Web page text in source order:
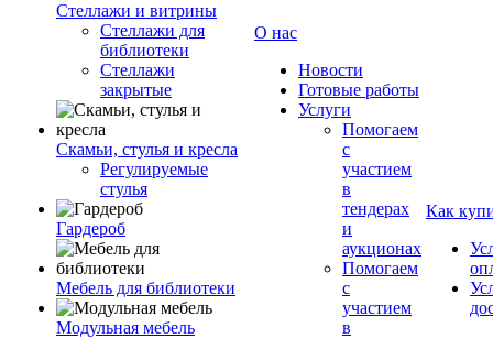
Стеллажи и витрины
Стеллажи для
библиотеки
Стеллажи
закрытые
Скамьи, стулья и кресла
Регулируемые
стулья
Гардероб
Мебель для библиотеки
Модульная мебель
О нас
Новости
Готовые работы
Услуги
Помогаем
с
участием
в
тендерах
и
аукционах
Помогаем
с
участием
в
Как